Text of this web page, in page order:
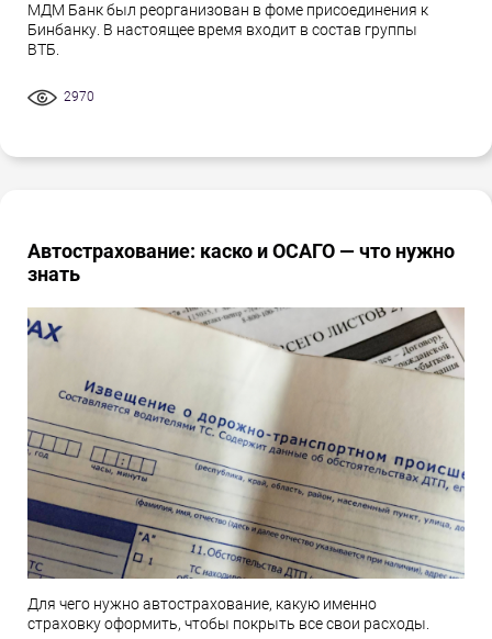
МДМ Банк был реорганизован в фоме присоединения к
Бинбанку. В настоящее время входит в состав группы
ВТБ.
2970
Автострахование: каско и ОСАГО — что нужно
знать
Для чего нужно автострахование, какую именно
страховку оформить, чтобы покрыть все свои расходы.